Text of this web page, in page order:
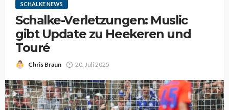
SCHALKE NEWS
Schalke-Verletzungen: Muslic
gibt Update zu Heekeren und
Touré
Chris Braun 20. Juli 2025